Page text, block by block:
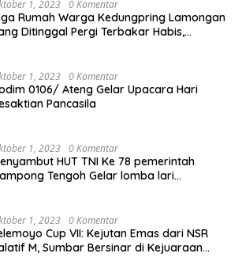
1, 2023 0 Komentar
Rumah Warga Kedungpring Lamongan
Ditinggal Pergi Terbakar Habis,
1, 2023 0 Komentar
0106/ Ateng Gelar Upacara Hari
Pancasila
1, 2023 0 Komentar
HUT TNI Ke 78 pemerintah
Tengoh Gelar lomba lari
1, 2023 0 Komentar
Cup VII: Kejutan Emas dari NSR
M, Sumbar Bersinar di Kejuaraan